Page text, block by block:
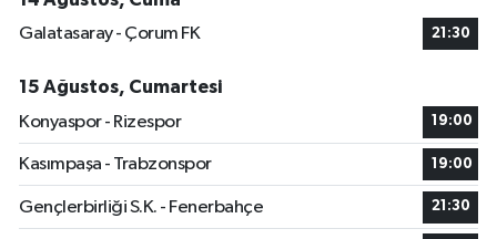
Galatasaray - Çorum FK
21:30
15 Ağustos, Cumartesi
Konyaspor - Rizespor
19:00
Kasımpaşa - Trabzonspor 19:00
Gençlerbirliği S.K. - Fenerbahçe 21:30